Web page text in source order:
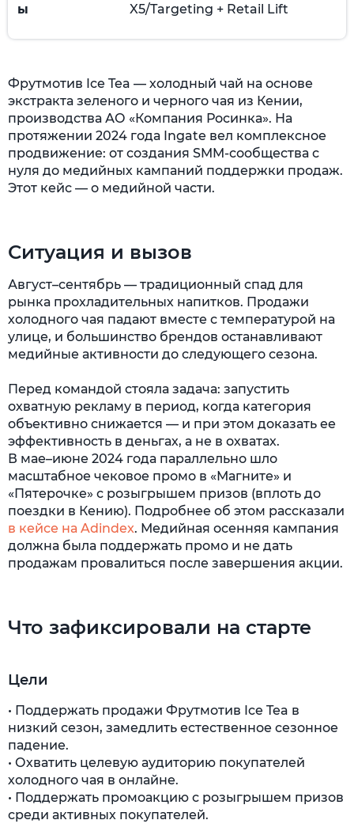
ы
X5/Targeting + Retail Lift
Фрутмотив Ice Tea — холодный чай на основе
экстракта зеленого и черного чая из Кении,
производства АО «Компания Росинка». На
протяжении 2024 года Ingate вел комплексное
продвижение: от создания SMM-сообщества с
нуля до медийных кампаний поддержки продаж.
Этот кейс — о медийной части.
Ситуация и вызов
Август–сентябрь — традиционный спад для
рынка прохладительных напитков. Продажи
холодного чая падают вместе с температурой на
улице, и большинство брендов останавливают
медийные активности до следующего сезона.
Перед командой стояла задача: запустить
охватную рекламу в период, когда категория
объективно снижается — и при этом доказать ее
эффективность в деньгах, а не в охватах.
В мае–июне 2024 года параллельно шло
масштабное чековое промо в «Магните» и
«Пятерочке» с розыгрышем призов (вплоть до
поездки в Кению). Подробнее об этом рассказали
в кейсе на Adindex. Медийная осенняя кампания
должна была поддержать промо и не дать
продажам провалиться после завершения акции.
Что зафиксировали на старте
Цели
• Поддержать продажи Фрутмотив Ice Tea в
низкий сезон, замедлить естественное сезонное
падение.
• Охватить целевую аудиторию покупателей
холодного чая в онлайне.
• Поддержать промоакцию с розыгрышем призов
среди активных покупателей.